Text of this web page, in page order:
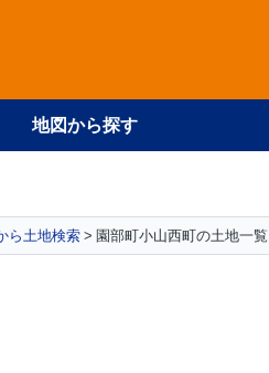
地図から探す
ら土地検索 園部町小山西町の土地一覧